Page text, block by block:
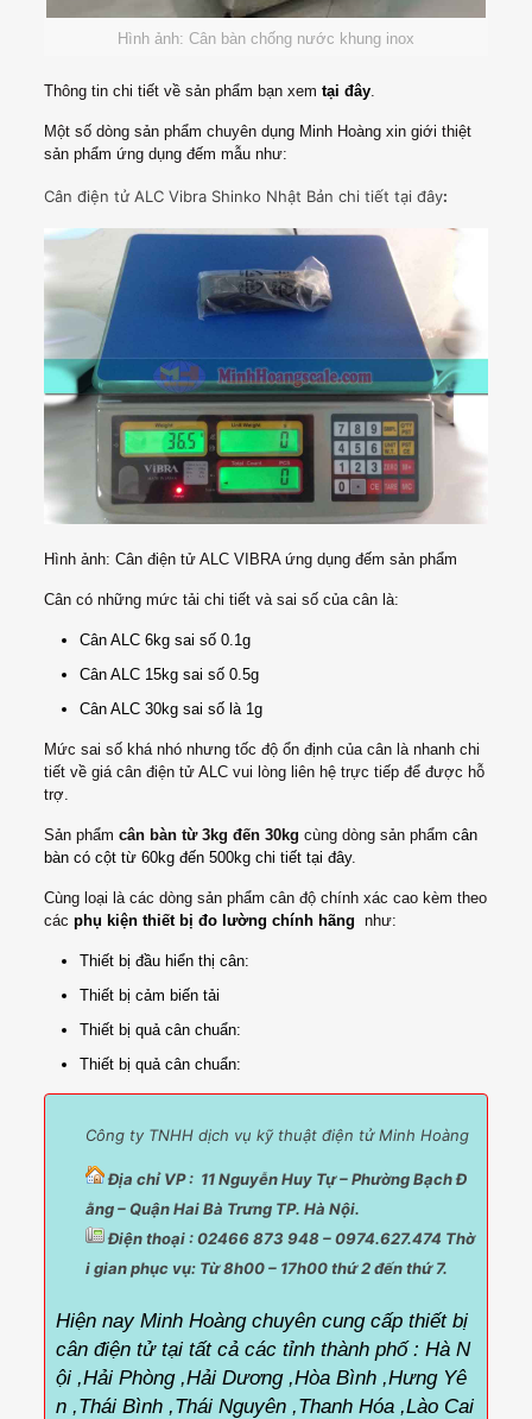
Hình ảnh: Cân bàn chống nước khung inox
Thông tin chi tiết về sản phẩm bạn xem tại đây.
Một số dòng sản phẩm chuyên dụng Minh Hoàng xin giới thiệt
sản phẩm ứng dụng đếm mẫu như:
Cân điện tử ALC Vibra Shinko Nhật Bản chi tiết tại đây:
Hình ảnh: Cân điện tử ALC VIBRA ứng dụng đếm sản phẩm
Cân có những mức tải chi tiết và sai số của cân là:
Cân ALC 6kg sai số 0.1g
Cân ALC 15kg sai số 0.5g
Cân ALC 30kg sai số là 1g
Mức sai số khá nhó nhưng tốc độ ổn định của cân là nhanh chi
tiết về giá cân điện tử ALC vui lòng liên hệ trực tiếp để được hỗ
trợ.
Sản phẩm cân bàn từ 3kg đến 30kg cùng dòng sản phẩm cân
bàn có cột từ 60kg đến 500kg chi tiết tại đây.
Cùng loại là các dòng sản phẩm cân độ chính xác cao kèm theo
các phụ kiện thiết bị đo lường chính hãng như:
Thiết bị đầu hiển thị cân:
Thiết bị cảm biến tải
Thiết bị quả cân chuẩn:
Thiết bị quả cân chuẩn:
Công ty TNHH dịch vụ kỹ thuật điện tử Minh Hoàng
Địa chỉ VP : 11 Nguyễn Huy Tự – Phường Bạch Đ
ằng – Quận Hai Bà Trưng TP. Hà Nội.
Điện thoại : 02466 873 948 – 0974.627.474 Thờ
i gian phục vụ: Từ 8h00 – 17h00 thứ 2 đến thứ 7.
Hiện nay Minh Hoàng chuyên cung cấp thiết bị
cân điện tử tại tất cả các tỉnh thành phố :Hà N
ội ,Hải Phòng ,Hải Dương ,Hòa Bình ,Hưng Yê
n ,Thái Bình ,Thái Nguyên ,Thanh Hóa ,Lào Cai